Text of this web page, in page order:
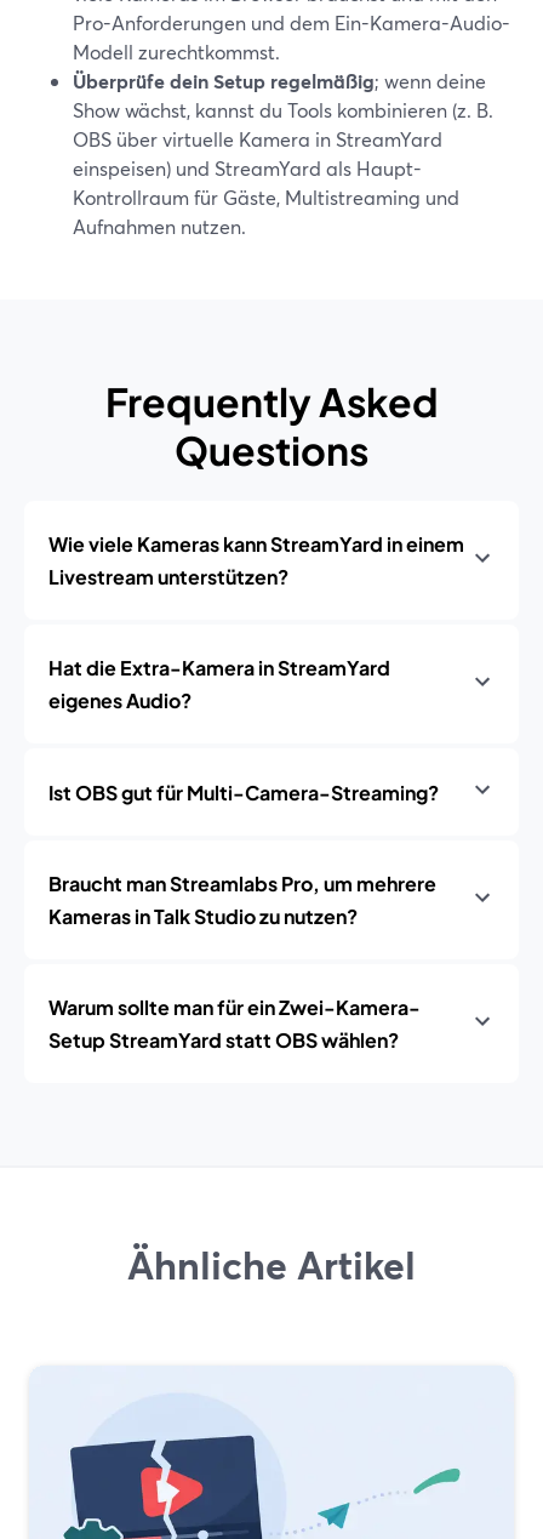
Pro-Anforderungen und dem Ein-Kamera-Audio-
Modell zurechtkommst.
Überprüfe dein Setup regelmäßig; wenn deine
Show wächst, kannst du Tools kombinieren (z. B.
OBS über virtuelle Kamera in StreamYard
einspeisen) und StreamYard als Haupt-
Kontrollraum für Gäste, Multistreaming und
Aufnahmen nutzen.
Frequently Asked
Questions
Wie viele Kameras kann StreamYard in einem
Livestream unterstützen?
Hat die Extra-Kamera in StreamYard
eigenes Audio?
Ist OBS gut für Multi-Camera-Streaming?
Braucht man Streamlabs Pro, um mehrere
Kameras in Talk Studio zu nutzen?
Warum sollte man für ein Zwei-Kamera-
Setup StreamYard statt OBS wählen?
Ähnliche Artikel